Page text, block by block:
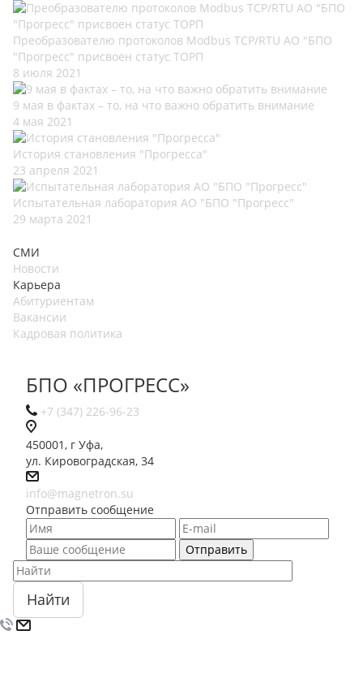
Преобразователю протоколов Modbus TCP/RTU АО "БПО
"Прогресс" присвоен статус ТОРП
8 июля 2021
9 мая в фактах – то, на что важно обратить внимание
4 мая 2021
История становления "Прогресса"
23 апреля 2021
Испытательная лаборатория АО "БПО "Прогресс"
29 марта 2021
СМИ
Новости
Карьера
Абитуриентам
Вакансии
Кадровая политика
БПО «ПРОГРЕСС»
+7 (347) 226-96-23
450001, г Уфа,
ул. Кировоградская, 34
info@magnetron.su
Отправить сообщение
Найти